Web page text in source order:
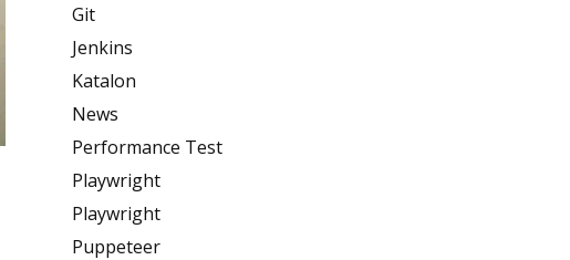
Git
Jenkins
Katalon
News
Performance Test
Playwright
Playwright
Puppeteer